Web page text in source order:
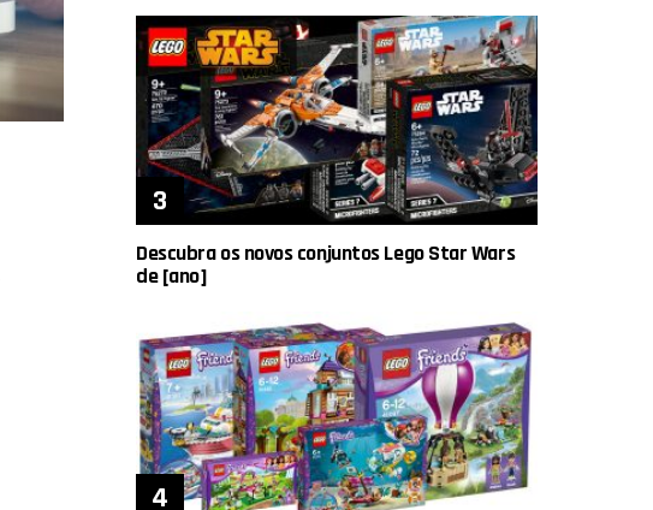
Descubra os novos conjuntos Lego Star Wars
de [ano]